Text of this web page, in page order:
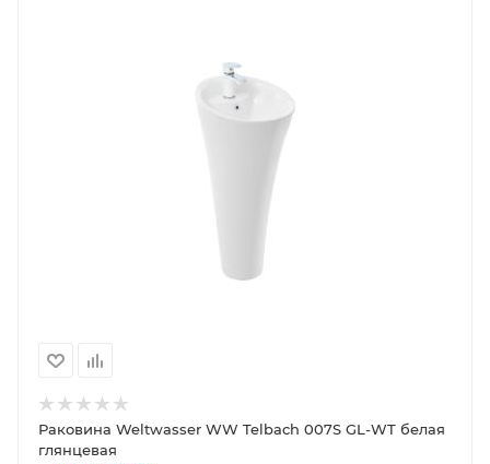
Раковина Weltwasser WW Telbach 007S GL-WT белая
глянцевая